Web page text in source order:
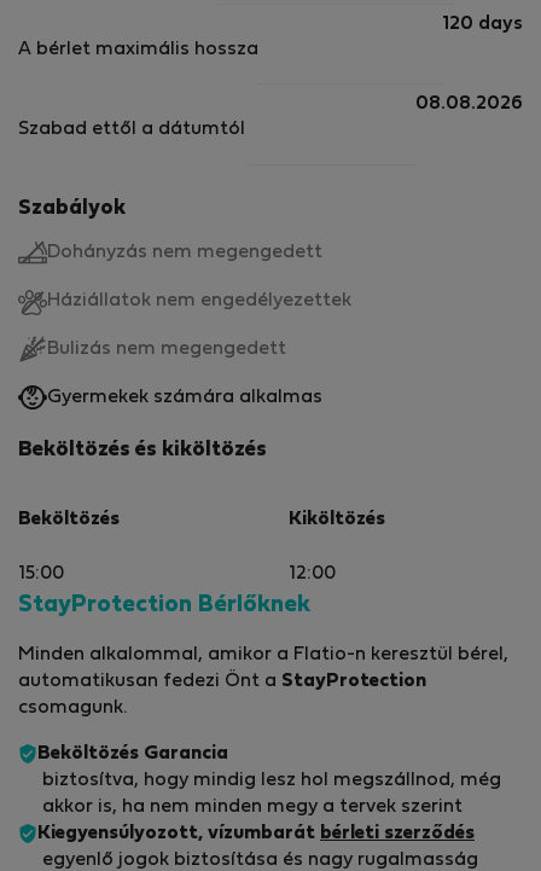
A bérlet maximális hossza
120 days
Szabad ettől a dátumtól
08.08.2026
Szabályok
Dohányzás nem megengedett
Háziállatok nem engedélyezettek
Bulizás nem megengedett
Gyermekek számára alkalmas
Beköltözés és kiköltözés
Beköltözés
15:00
Kiköltözés
12:00
StayProtection Bérlőknek
Minden alkalommal, amikor a Flatio-n keresztül bérel,
automatikusan fedezi Önt a StayProtection
csomagunk.
Beköltözés Garancia
biztosítva, hogy mindig lesz hol megszállnod, még
akkor is, ha nem minden megy a tervek szerint
Kiegyensúlyozott, vízumbarát bérleti szerződés
egyenlő jogok biztosítása és nagy rugalmasság